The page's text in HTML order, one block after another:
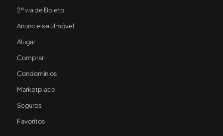
2ª via de Boleto
Anuncie seu Imóvel
Alugar
Comprar
Condomínios
Marketplace
Seguros
Favoritos